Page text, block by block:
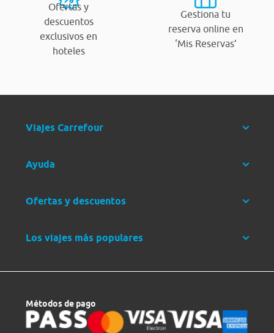
Ofertas y
descuentos
exclusivos en
hoteles
Gestiona tu
reserva online en
‘Mis Reservas’
Viajes Carrefour
Ayuda
Ofertas y descuentos
Los viajes más populares
Métodos de pago